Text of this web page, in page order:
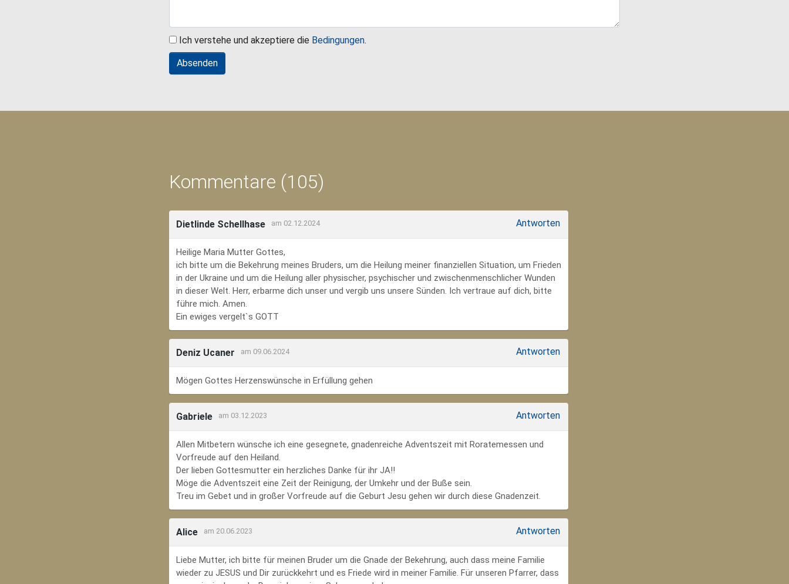
Ich verstehe und akzeptiere die Bedingungen.
Kommentare (105)
Dietlinde Schellhase am 02.12.2024 Antworten
Heilige Maria Mutter Gottes,
ich bitte um die Bekehrung meines Bruders, um die Heilung meiner finanziellen Situation, um Frieden
in der Ukraine und um die Heilung aller physischer, psychischer und zwischenmenschlicher Wunden
in dieser Welt. Herr, erbarme dich unser und vergib uns unsere Sünden. Ich vertraue auf dich, bitte
führe mich. Amen.
Ein ewiges vergelt`s GOTT
Deniz Ucaner am 09.06.2024 Antworten
Mögen Gottes Herzenswünsche in Erfüllung gehen
Gabriele am 03.12.2023 Antworten
Allen Mitbetern wünsche ich eine gesegnete, gnadenreiche Adventszeit mit Roratemessen und
Vorfreude auf den Heiland.
Der lieben Gottesmutter ein herzliches Danke für ihr JA!!
Möge die Adventszeit eine Zeit der Reinigung, der Umkehr und der Buße sein.
Treu im Gebet und in großer Vorfreude auf die Geburt Jesu gehen wir durch diese Gnadenzeit.
Alice am 20.06.2023 Antworten
Liebe Mutter, ich bitte für meinen Bruder um die Gnade der Bekehrung, auch dass meine Familie
wieder zu JESUS und Dir zurückkehrt und es Friede wird in meiner Familie. Für unseren Pfarrer, dass